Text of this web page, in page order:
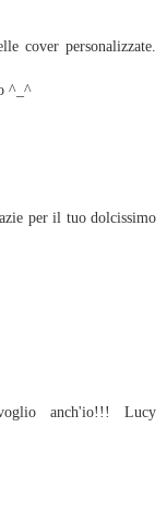
cover personalizzate.
^_^
per il tuo dolcissimo
anch'io!!! Lucy